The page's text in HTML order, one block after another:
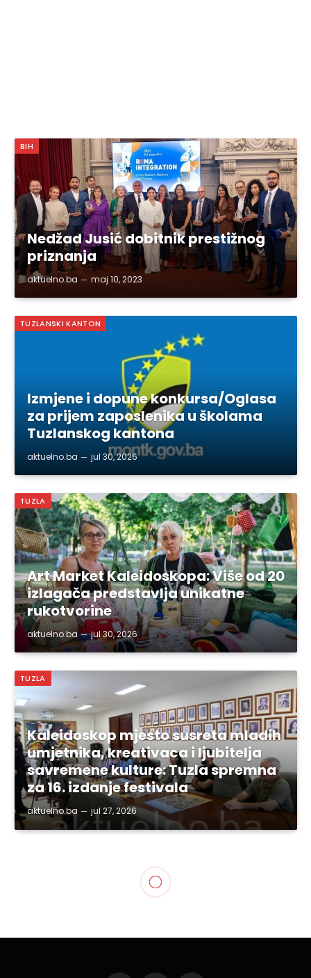
BIH
Nedžad Jusić dobitnik prestižnog
priznanja
aktuelno.ba maj 10, 2023
TUZLANSKI KANTON
Izmjene i dopune konkursa/Oglasa
za prijem zaposlenika u školama
Tuzlanskog kantona
aktuelno.ba jul 30, 2026
TUZLA
Art Market Kaleidoskopa: Više od 20
izlagača predstavlja unikatne
rukotvorine
aktuelno.ba jul 30, 2026
TUZLA
Kaleidoskop mjesto susreta mladih
umjetnika, kreativaca i ljubitelja
savremene kulture: Tuzla spremna
za 16. izdanje festivala
aktuelno.ba jul 27, 2026
Gradonačelnik Imamović
primio Mirzu Karača